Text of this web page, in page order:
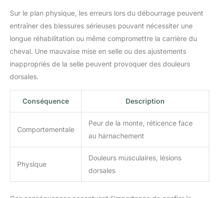
Sur le plan physique, les erreurs lors du débourrage peuvent
entraîner des blessures sérieuses pouvant nécessiter une
longue réhabilitation ou même compromettre la carrière du
cheval. Une mauvaise mise en selle ou des ajustements
inappropriés de la selle peuvent provoquer des douleurs
dorsales.
Conséquence Description
Comportementale
Peur de la monte, réticence face
au harnachement
Physique
Douleurs musculaires, lésions
dorsales